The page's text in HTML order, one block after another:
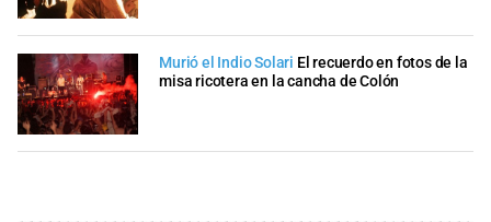
Murió el Indio Solari El recuerdo en fotos de la
misa ricotera en la cancha de Colón